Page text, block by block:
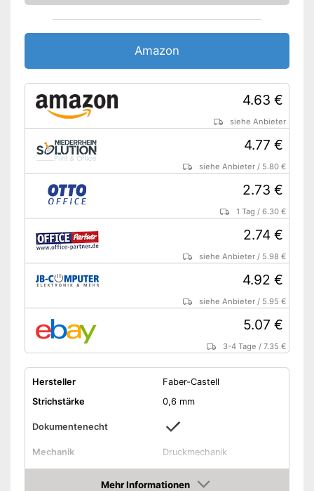
Amazon
4.63 €
siehe Anbieter
4.77 €
siehe Anbieter / 5.80 €
2.73 €
1 Tag /6.30 €
2.74 €
siehe Anbieter / 5.98 €
4.92 €
siehe Anbieter / 5.95 €
5.07 €
3-4 Tage /7.35 €
Hersteller
Faber-Castell
Strichstärke
0,6 mm
Dokumentenecht
Mechanik
Druckmechanik
Material
Kunststoff
Mehr Informationen